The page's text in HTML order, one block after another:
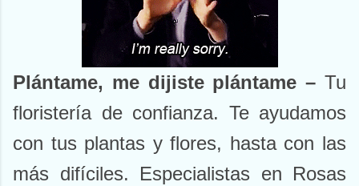
Plántame, me dijiste plántame – Tu
floristería de confianza. Te ayudamos
con tus plantas y flores, hasta con las
más difíciles. Especialistas en Rosas